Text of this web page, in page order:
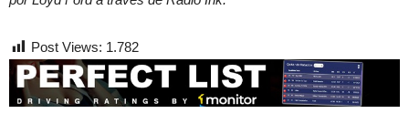
Post Views: 1.782